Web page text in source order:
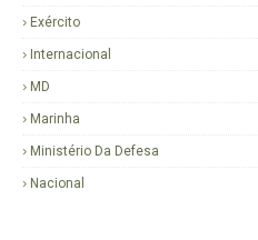
Exército
Internacional
MD
Marinha
Ministério Da Defesa
Nacional